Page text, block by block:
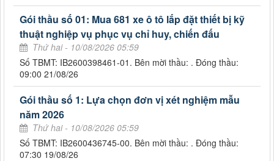
Gói thầu số 01: Mua 681 xe ô tô lắp đặt thiết bị kỹ
thuật nghiệp vụ phục vụ chỉ huy, chiến đấu
Thứ hai - 10/08/2026 05:59
Số TBMT: IB2600398461-01. Bên mời thầu: . Đóng thầu:
09:00 21/08/26
Gói thầu số 1: Lựa chọn đơn vị xét nghiệm mẫu
năm 2026
Thứ hai - 10/08/2026 05:59
Số TBMT: IB2600436745-00. Bên mời thầu: . Đóng thầu:
07:30 19/08/26